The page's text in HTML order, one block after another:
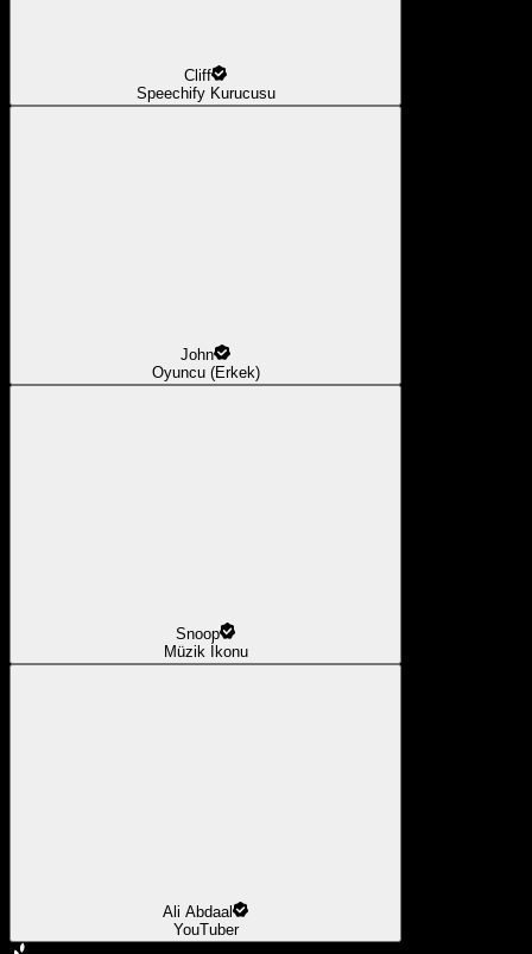
Cliff
Speechify Kurucusu
John
Oyuncu (Erkek)
Snoop
Müzik İkonu
Ali Abdaal
YouTuber